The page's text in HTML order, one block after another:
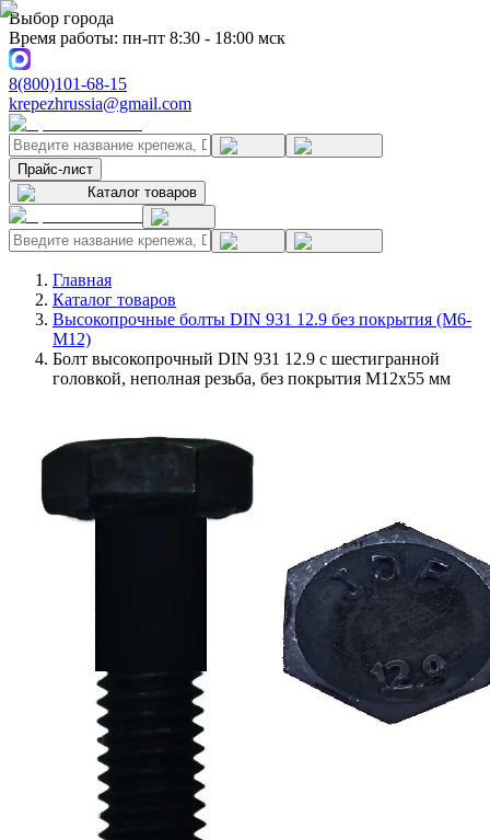
Выбор города
Время работы: пн-пт 8:30 - 18:00 мск
8(800)101-68-15
krepezhrussia@gmail.com
Прайс-лист
Каталог товаров
Главная
Каталог товаров
Высокопрочные болты DIN 931 12.9 без покрытия (M6-
M12)
Болт высокопрочный DIN 931 12.9 с шестигранной
головкой, неполная резьба, без покрытия M12x55 мм